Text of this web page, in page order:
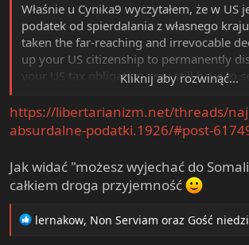
Właśnie u Cynika9 wyczytałem, że w US
podatek od spierdalania z własnego
taken the far-reaching and irrevocable
up your US citizenship to permanently
your US tax obligation, you still have to
http://www.isla-offshore.com/second-
expats-exit-tax/
Jak dużo innych "dobrych" rzeczy, tak i
korzeniami do Niemiec lat 30-tych
http://en.wikipedia.org/wiki/
Kliknij aby rozwinąć...
https://libertarianizm.net/threads/
absurdalne-podatki.1926/#post-
Jak widać "możesz wyjechać do
całkiem droga przyjemność
R
lernakow, Non Serviam oraz Gość